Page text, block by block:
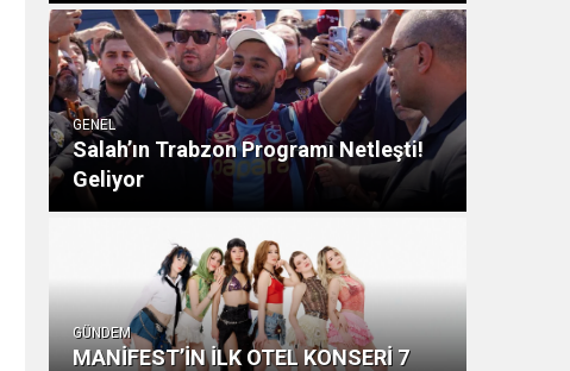
GENEL
Salah’ın Trabzon Programı Netleşti!
Geliyor
GÜNDEM
MANİFEST’İN İLK OTEL KONSERİ 7